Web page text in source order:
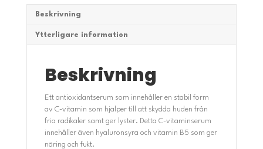
Beskrivning
Ytterligare information
Beskrivning
Ett antioxidantserum som innehåller en stabil form
av C-vitamin som hjälper till att skydda huden från
fria radikaler samt ger lyster. Detta C-vitaminserum
innehåller även hyaluronsyra och vitamin B5 som ger
näring och fukt.